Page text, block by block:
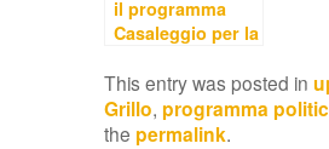
il programma
Casaleggio per la
This entry was posted in
Grillo, programma
the permalink.